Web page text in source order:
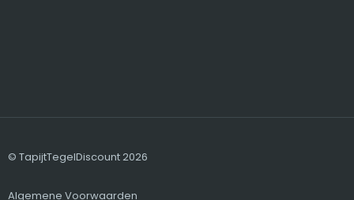
© TapijtTegelDiscount 2026
Algemene Voorwaarden